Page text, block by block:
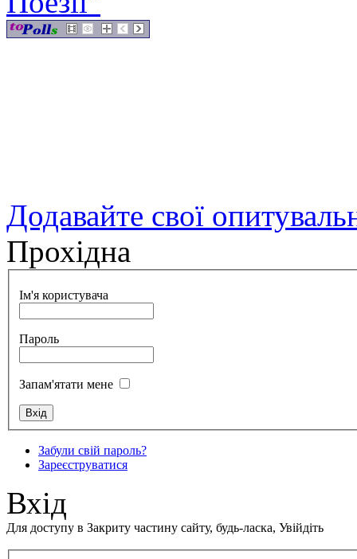
Додавайте свої
Прохідна
Ім'я користувача
Пароль
Запам'ятати мене
Забули свій пароль?
Зареєструватися
Вхід
Для доступу в Закриту частину сайту, будь-ласка, Увійдіть